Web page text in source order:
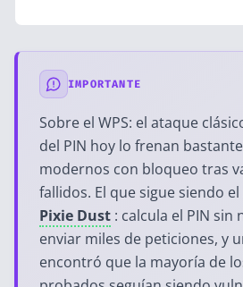
IMPORTANTE
Sobre el WPS: el ataque
del PIN hoy lo frenan
modernos con bloqueo tras
fallidos. El que sigue siendo
Pixie Dust : calcula el PIN sin
enviar miles de peticiones, y
encontró que la mayoría de